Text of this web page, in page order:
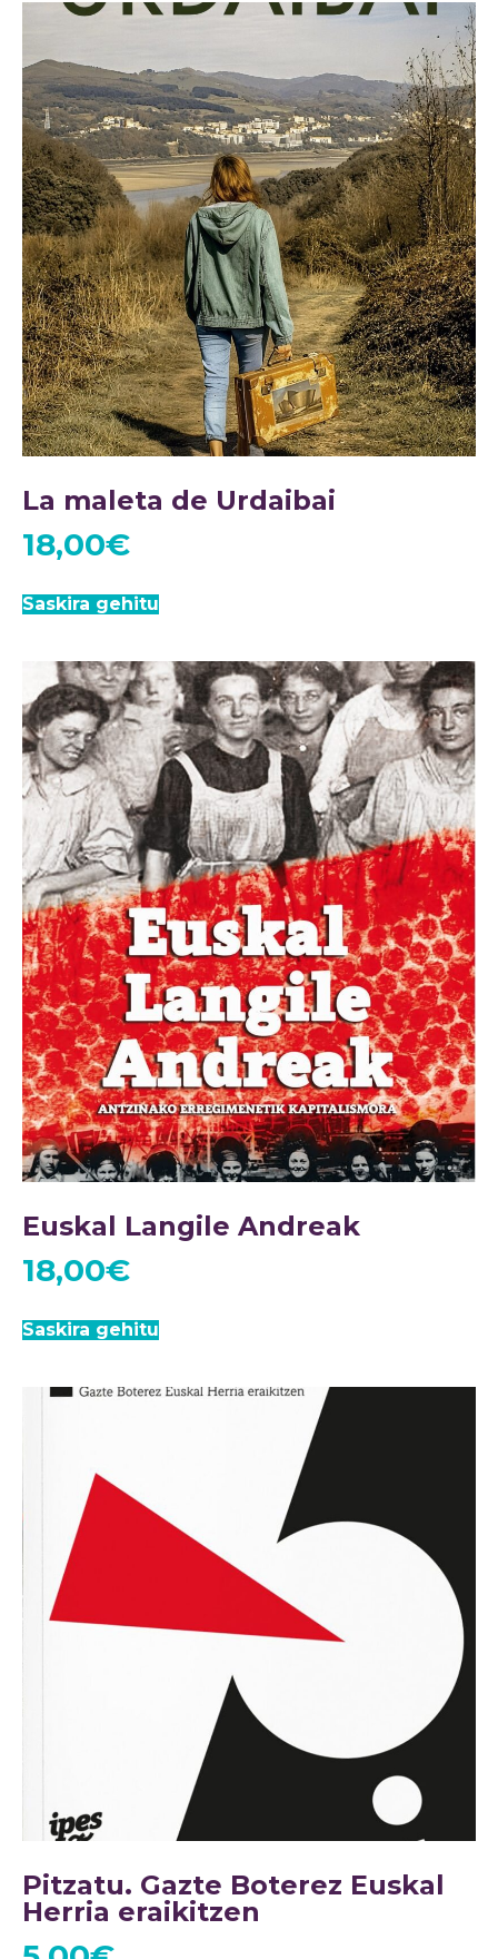
La maleta de Urdaibai
18,00€
Saskira gehitu
Euskal Langile Andreak
18,00€
Saskira gehitu
Pitzatu. Gazte Boterez Euskal
Herria eraikitzen